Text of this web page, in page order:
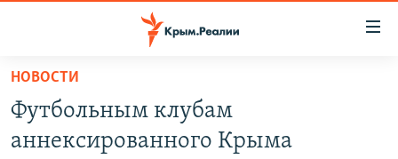
Вернуться
основному
содержанию
НОВОСТИ
СПЕЦПРОЕКТЫ
НОВОСТИ
Футбольным клубам
аннексированного Крыма